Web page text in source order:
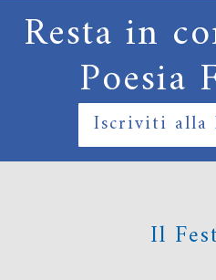
Resta in
Poesia
Iscriviti alla
Il